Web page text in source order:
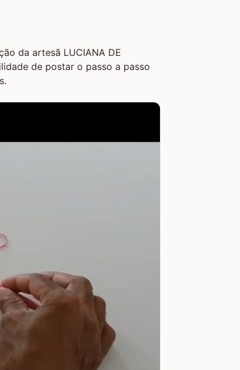
da artesã LUCIANA DE
de postar o passo a passo